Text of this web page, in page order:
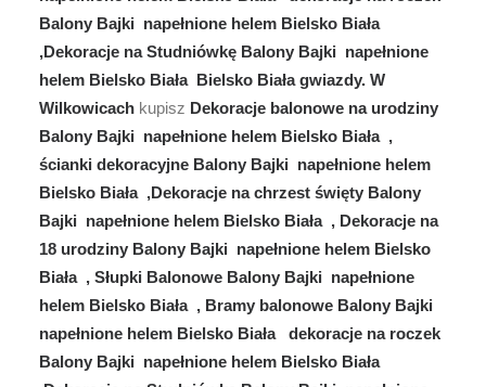
Balony Bajki napełnione helem Bielsko Biała
,Dekoracje na Studniówkę Balony Bajki napełnione
helem Bielsko Biała Bielsko Biała gwiazdy. W
Wilkowicach kupisz Dekoracje balonowe na urodziny
Balony Bajki napełnione helem Bielsko Biała ,
ścianki dekoracyjne Balony Bajki napełnione helem
Bielsko Biała ,Dekoracje na chrzest święty Balony
Bajki napełnione helem Bielsko Biała , Dekoracje na
18 urodziny Balony Bajki napełnione helem Bielsko
Biała , Słupki Balonowe Balony Bajki napełnione
helem Bielsko Biała , Bramy balonowe Balony Bajki
napełnione helem Bielsko Biała dekoracje na roczek
Balony Bajki napełnione helem Bielsko Biała